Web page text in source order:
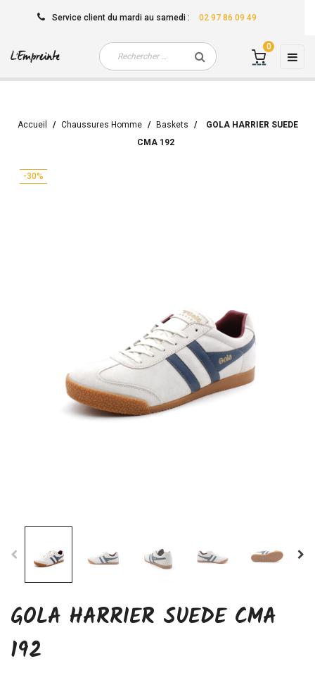
Service client du mardi au samedi : 02 97 86 09 49
☰
0
Accueil Chaussures Homme Baskets
GOLA HARRIER SUEDE
CMA 192
-30%
GOLA HARRIER SUEDE CMA
192